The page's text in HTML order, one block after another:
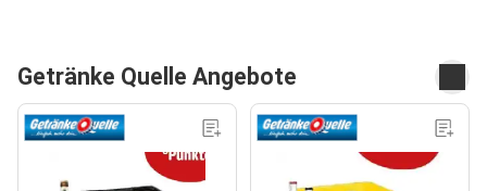
Getränke Quelle Angebote